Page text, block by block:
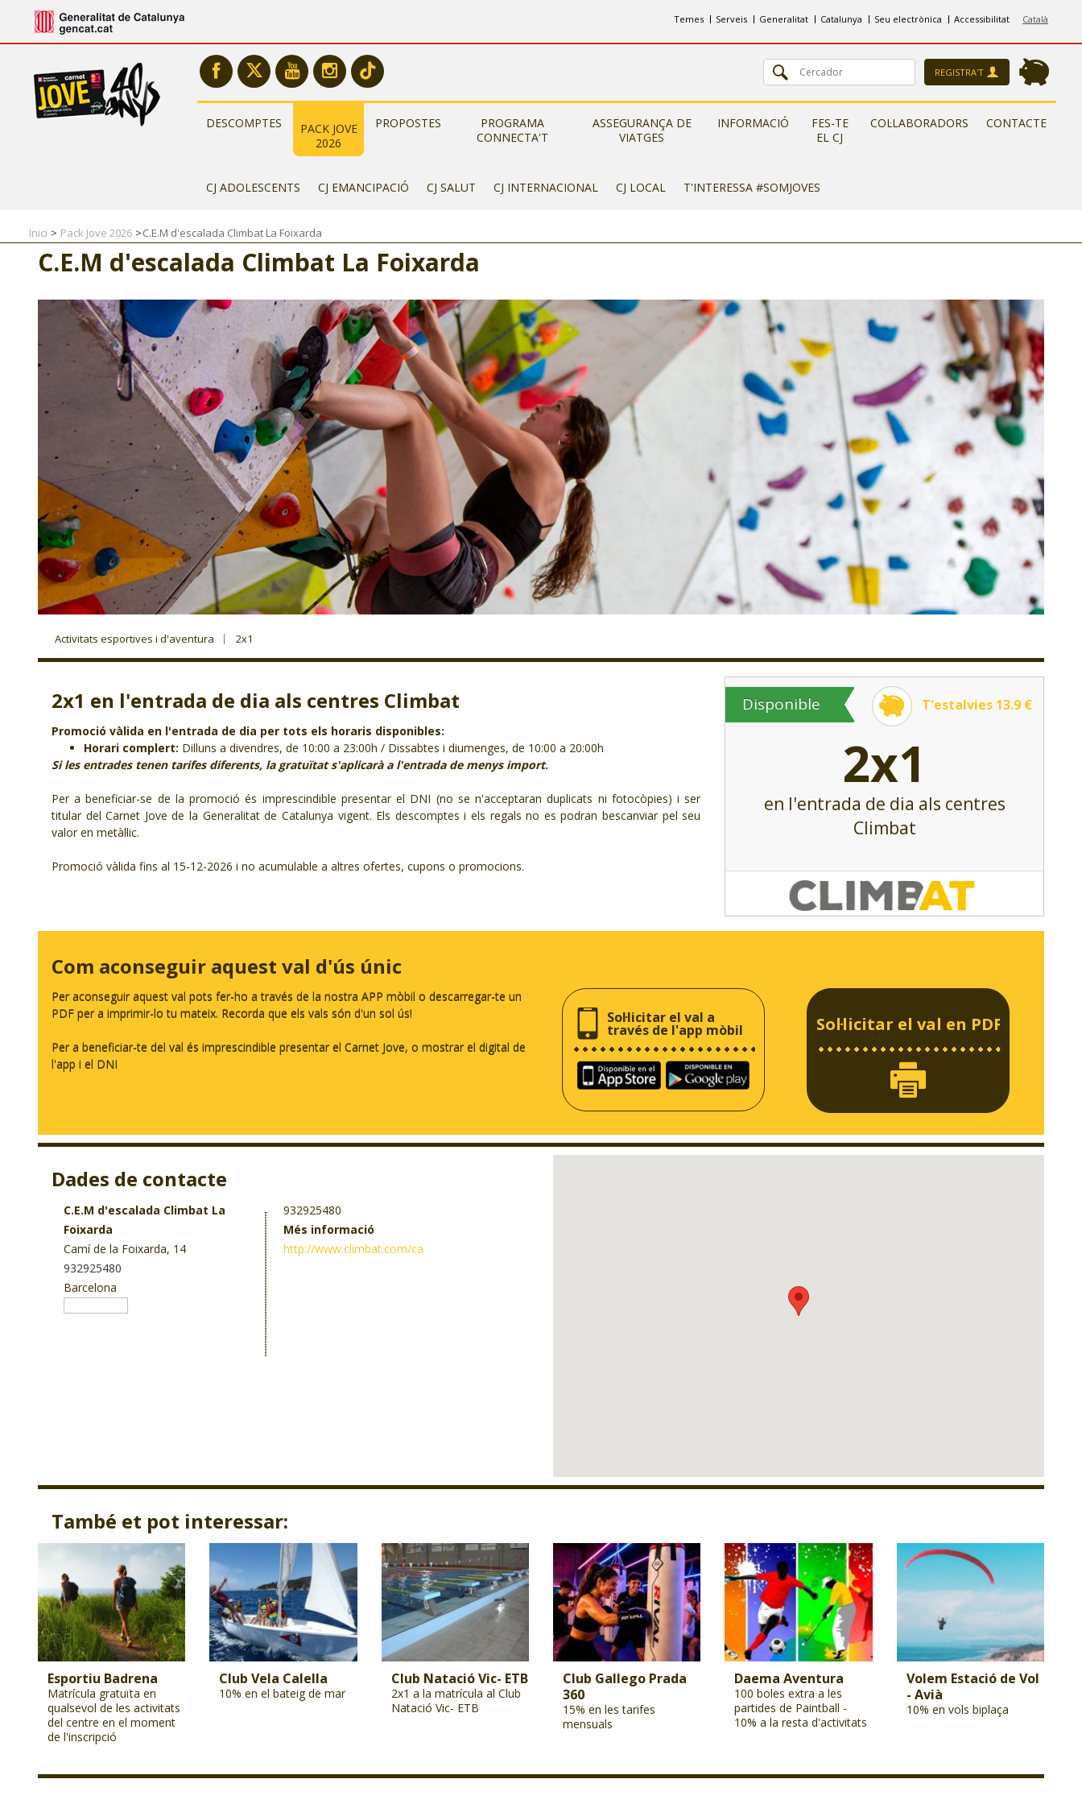
Català
Temes Serveis Generalitat Catalunya Seu electrònica Accessibilitat
REGISTRA'T
DESCOMPTES
PACK JOVE
2026
PROPOSTES
PROGRAMA
CONNECTA'T
ASSEGURANÇA DE
VIATGES
INFORMACIÓ
FES-TE
EL CJ
COL·LABORADORS CONTACTE
CJ ADOLESCENTS CJ EMANCIPACIÓ CJ SALUT CJ INTERNACIONAL CJ LOCAL T'INTERESSA #SOMJOVES
Inici Pack Jove 2026 C.E.M d'escalada Climbat La Foixarda
C.E.M d'escalada Climbat La Foixarda
Activitats esportives i d'aventura 2x1
2x1 en l'entrada de dia als centres Climbat
Promoció vàlida en l'entrada de dia per tots els horaris disponibles:
Horari complert: Dilluns a divendres, de 10:00 a 23:00h / Dissabtes i diumenges, de 10:00 a 20:00h
Si les entrades tenen tarifes diferents, la gratuïtat s'aplicarà a l'entrada de menys import.
Per a beneficiar-se de la promoció és imprescindible presentar el DNI (no se n'acceptaran duplicats ni fotocòpies) i ser
titular del Carnet Jove de la Generalitat de Catalunya vigent. Els descomptes i els regals no es podran bescanviar pel seu
valor en metàl·lic.
Promoció vàlida fins al 15-12-2026 i no acumulable a altres ofertes, cupons o promocions.
Disponible T'estalvies 13.9 €
2x1
en l'entrada de dia als centres
Climbat
Com aconseguir aquest val d'ús únic
Per aconseguir aquest val pots fer-ho a través de la nostra APP mòbil o descarregar-te un
PDF per a imprimir-lo tu mateix. Recorda que els vals són d'un sol ús!
Per a beneficiar-te del val és imprescindible presentar el Carnet Jove, o mostrar el digital de
l'app i el DNI
Sol·licitar el val a
través de l'app mòbil Sol·licitar el val en PDF
Dades de contacte
C.E.M d'escalada Climbat La
Foixarda
Camí de la Foixarda, 14
932925480
Barcelona
932925480
Més informació
http://www.climbat.com/ca
També et pot interessar:
Esportiu Badrena
Matrícula gratuïta en
qualsevol de les activitats
del centre en el moment
de l'inscripció
Club Vela Calella
10% en el bateig de mar
Club Natació Vic- ETB
2x1 a la matrícula al Club
Natació Vic- ETB
Club Gallego Prada
360
15% en les tarifes
mensuals
Daema Aventura
100 boles extra a les
partides de Paintball -
10% a la resta d'activitats
Volem Estació de Vol
- Avià
10% en vols biplaça